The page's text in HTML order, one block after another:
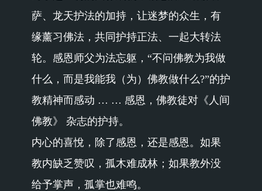
萨、龙天护法的加持，让迷梦的众生，有
缘薰习佛法，共同护持正法、一起大转法
轮。感恩师父为法忘躯，“不问佛教为我做
什么，而是我能我（为）佛教做什么?”的护
教精神而感动 … … 感恩，佛教徒对《人间
佛教》 杂志的护持。
内心的喜悅，除了感恩，还是感恩。如果
教内缺乏赞叹，孤木难成林；如果教外没
给予掌声，孤掌也难鸣。